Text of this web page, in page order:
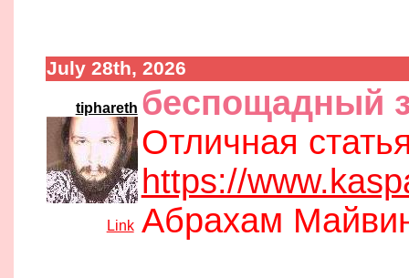
July 28th, 2026
tiphareth
Link]
беспощадный
Отличная
https://
Абрахам